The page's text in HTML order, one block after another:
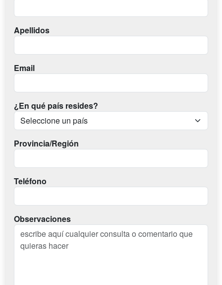
Apellidos
Email
¿En qué país resides?
Provincia/Región
Teléfono
Observaciones